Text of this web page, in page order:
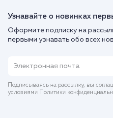
Узнавайте о новинках
Оформите подписку на
первыми узнавать обо всех
Подписываясь на рассылку, вы
условиями Политики